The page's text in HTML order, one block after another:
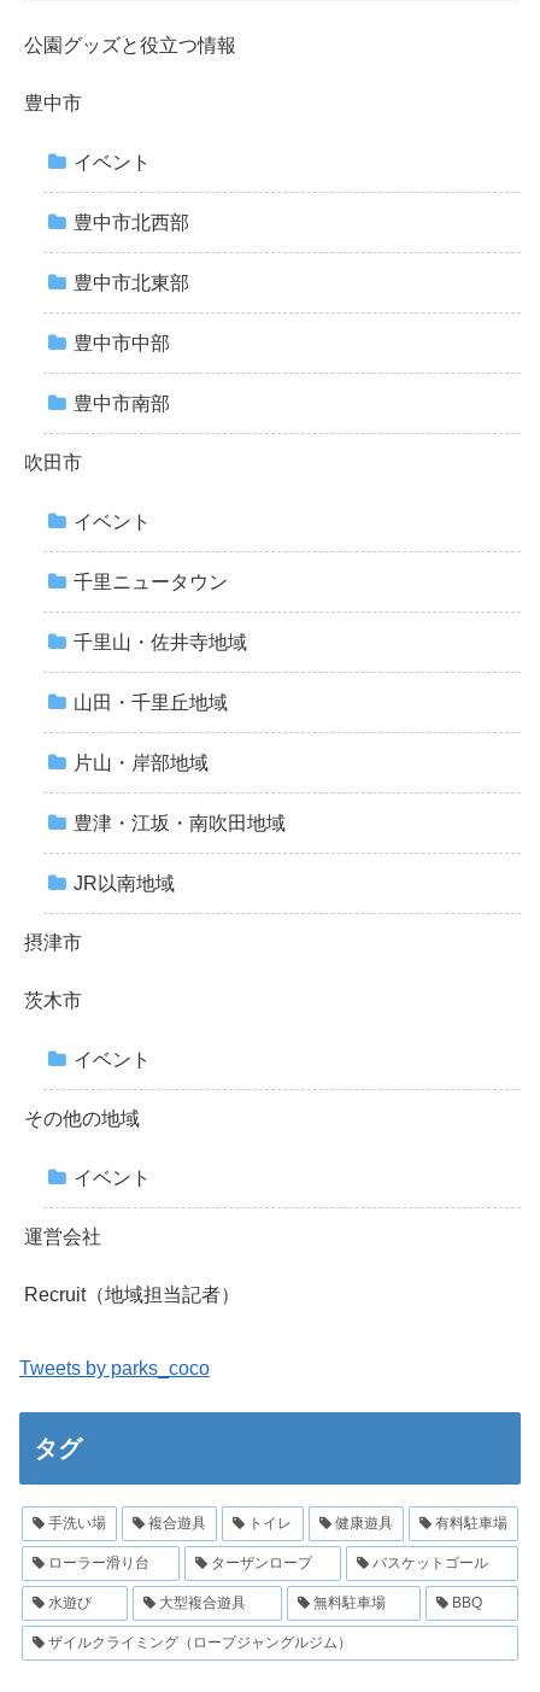
公園グッズと役立つ情報
豊中市
イベント
豊中市北西部
豊中市北東部
豊中市中部
豊中市南部
吹田市
イベント
千里ニュータウン
千里山・佐井寺地域
山田・千里丘地域
片山・岸部地域
豊津・江坂・南吹田地域
JR以南地域
摂津市
茨木市
イベント
その他の地域
イベント
運営会社
Recruit（地域担当記者）
Tweets by parks_coco
タグ
手洗い場 複合遊具 トイレ 健康遊具 有料駐車場
ローラー滑り台 ターザンロープ バスケットゴール
水遊び 大型複合遊具 無料駐車場 BBQ
ザイルクライミング（ロープジャングルジム）